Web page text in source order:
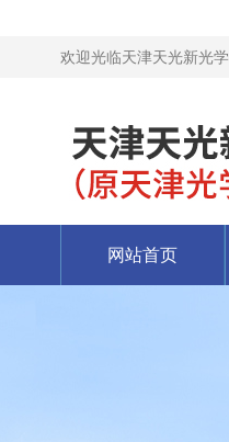
欢迎光临天津天光新光
网站首页